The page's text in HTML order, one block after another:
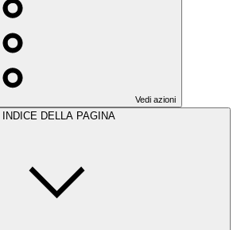
Vedi azioni
INDICE DELLA PAGINA